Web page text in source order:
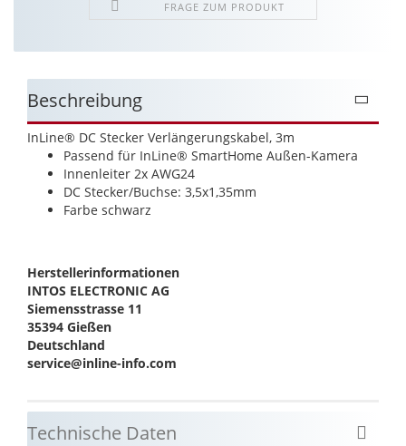
FRAGE ZUM PRODUKT
Beschreibung
InLine® DC Stecker Verlängerungskabel, 3m
Passend für InLine® SmartHome Außen-Kamera
Innenleiter 2x AWG24
DC Stecker/Buchse: 3,5x1,35mm
Farbe schwarz
Herstellerinformationen
INTOS ELECTRONIC AG
Siemensstrasse 11
35394 Gießen
Deutschland
service@inline-info.com
Technische Daten